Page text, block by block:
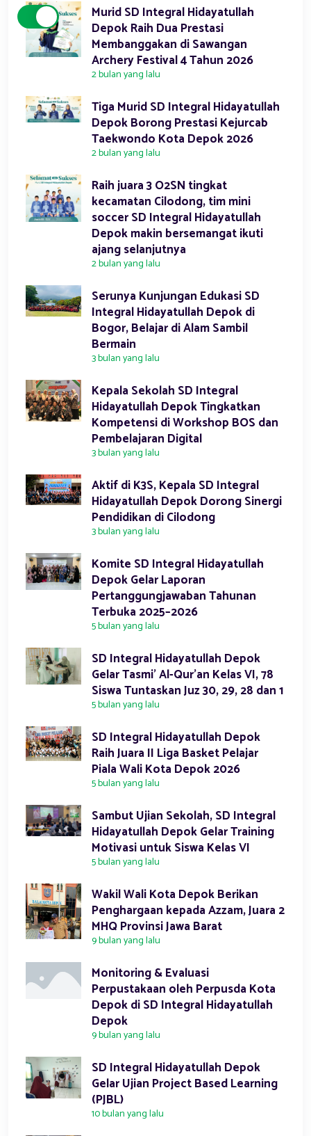
Murid SD Integral Hidayatullah
Depok Raih Dua Prestasi
Membanggakan di Sawangan
Archery Festival 4 Tahun 2026
2 bulan yang lalu
Tiga Murid SD Integral Hidayatullah
Depok Borong Prestasi Kejurcab
Taekwondo Kota Depok 2026
2 bulan yang lalu
Raih juara 3 O2SN tingkat
kecamatan Cilodong, tim mini
soccer SD Integral Hidayatullah
Depok makin bersemangat ikuti
ajang selanjutnya
2 bulan yang lalu
Serunya Kunjungan Edukasi SD
Integral Hidayatullah Depok di
Bogor, Belajar di Alam Sambil
Bermain
3 bulan yang lalu
Kepala Sekolah SD Integral
Hidayatullah Depok Tingkatkan
Kompetensi di Workshop BOS dan
Pembelajaran Digital
3 bulan yang lalu
Aktif di K3S, Kepala SD Integral
Hidayatullah Depok Dorong Sinergi
Pendidikan di Cilodong
3 bulan yang lalu
Komite SD Integral Hidayatullah
Depok Gelar Laporan
Pertanggungjawaban Tahunan
Terbuka 2025–2026
5 bulan yang lalu
SD Integral Hidayatullah Depok
Gelar Tasmi’ Al-Qur’an Kelas VI, 78
Siswa Tuntaskan Juz 30, 29, 28 dan 1
5 bulan yang lalu
SD Integral Hidayatullah Depok
Raih Juara II Liga Basket Pelajar
Piala Wali Kota Depok 2026
5 bulan yang lalu
Sambut Ujian Sekolah, SD Integral
Hidayatullah Depok Gelar Training
Motivasi untuk Siswa Kelas VI
5 bulan yang lalu
Wakil Wali Kota Depok Berikan
Penghargaan kepada Azzam, Juara 2
MHQ Provinsi Jawa Barat
9 bulan yang lalu
Monitoring & Evaluasi
Perpustakaan oleh Perpusda Kota
Depok di SD Integral Hidayatullah
Depok
9 bulan yang lalu
SD Integral Hidayatullah Depok
Gelar Ujian Project Based Learning
(PJBL)
10 bulan yang lalu